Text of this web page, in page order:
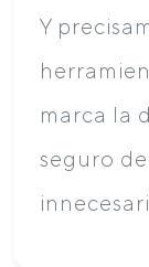
Y
marca la
seguro